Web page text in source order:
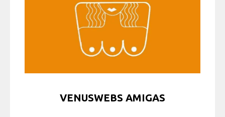
VENUSWEBS AMIGAS